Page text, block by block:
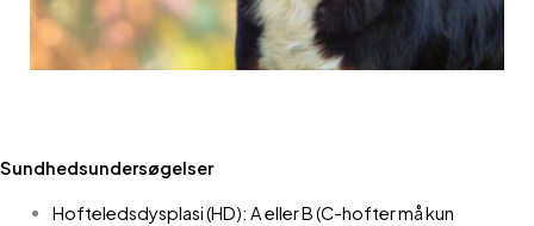
Sundhedsundersøgelser
Hofteledsdysplasi (HD): A eller B (C-hofter må kun